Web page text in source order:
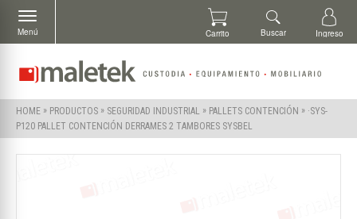
HOME » PRODUCTOS » SEGURIDAD INDUSTRIAL » PALLETS CONTENCIÓN » ·SYS-
P120 PALLET CONTENCIÓN DERRAMES 2 TAMBORES SYSBEL
Menú Carrito Buscar Ingreso